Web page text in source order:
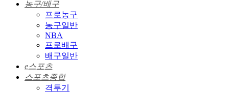
농구/배구
프로농구
농구일반
NBA
프로배구
배구일반
e스포츠
스포츠종합
격투기